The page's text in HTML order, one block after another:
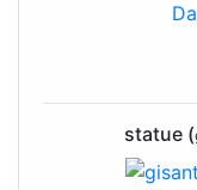
statue (